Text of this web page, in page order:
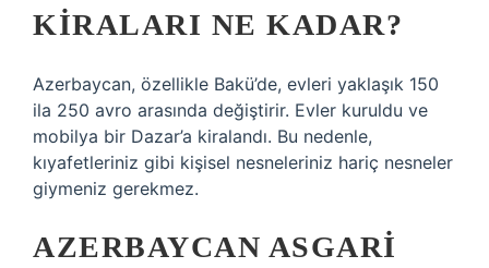
KIRALARI NE KADAR?
Azerbaycan, özellikle Bakü’de, evleri yaklaşık 150
ila 250 avro arasında değiştirir. Evler kuruldu ve
mobilya bir Dazar’a kiralandı. Bu nedenle,
kıyafetleriniz gibi kişisel nesneleriniz hariç nesneler
giymeniz gerekmez.
AZERBAYCAN ASGARI